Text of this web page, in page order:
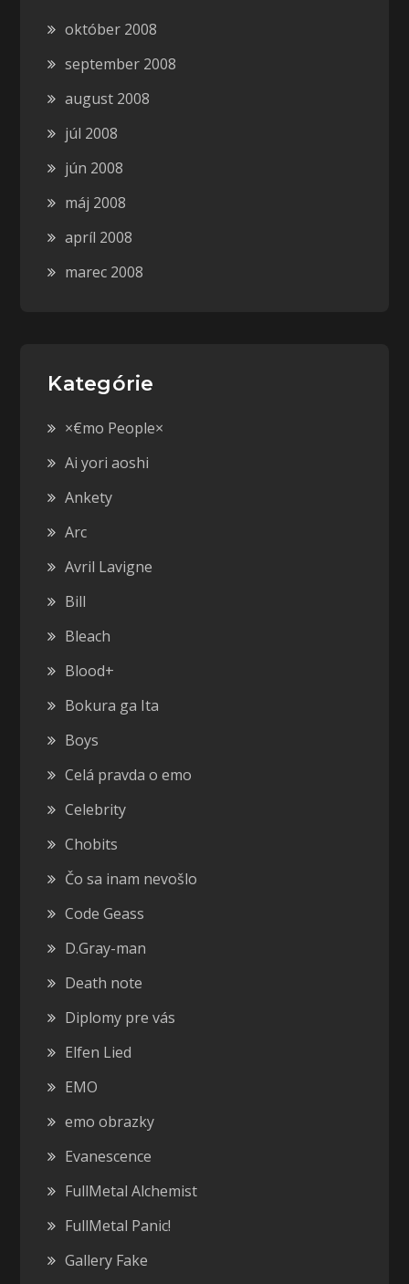
október 2008
september 2008
august 2008
júl 2008
jún 2008
máj 2008
apríl 2008
marec 2008
Kategórie
×€mo People×
Ai yori aoshi
Ankety
Arc
Avril Lavigne
Bill
Bleach
Blood+
Bokura ga Ita
Boys
Celá pravda o emo
Celebrity
Chobits
Čo sa inam nevošlo
Code Geass
D.Gray-man
Death note
Diplomy pre vás
Elfen Lied
EMO
emo obrazky
Evanescence
FullMetal Alchemist
FullMetal Panic!
Gallery Fake